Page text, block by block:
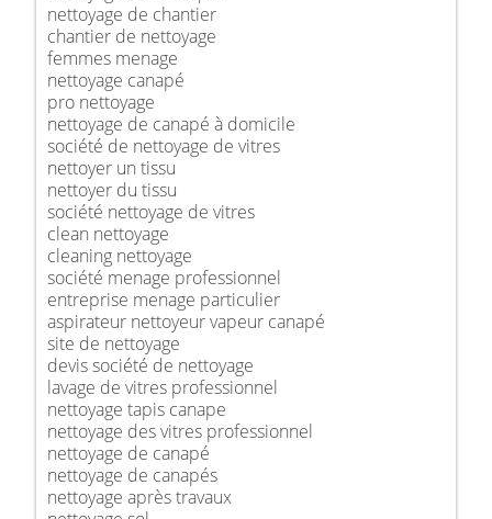
nettoyage de chantier
chantier de nettoyage
femmes menage
nettoyage canapé
pro nettoyage
nettoyage de canapé à domicile
société de nettoyage de vitres
nettoyer un tissu
nettoyer du tissu
société nettoyage de vitres
clean nettoyage
cleaning nettoyage
société menage professionnel
entreprise menage particulier
aspirateur nettoyeur vapeur canapé
site de nettoyage
devis société de nettoyage
lavage de vitres professionnel
nettoyage tapis canape
nettoyage des vitres professionnel
nettoyage de canapé
nettoyage de canapés
nettoyage après travaux